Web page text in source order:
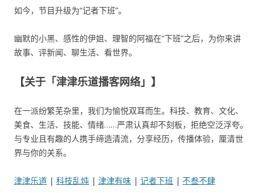
如今，节目升级为“记者下班”。
幽默的小黑、感性的伊姐、理智的阿福在“下班”之后，为你来讲
故事、评新闻、聊生活、看世界。
【关于「津津乐道播客网络」】
在一派纷繁芜杂里，我们为愉悦双耳而生。科技、教育、文化、
美食、生活、技能、情绪……严肃认真却不刻板，拒绝空泛浮夸。
与专业且有趣的人携手缔造清流，分享经历，传播体验，厘清世
界与你的关系。
津津乐道 | 科技乱炖 | 津津有味 | 记者下班 | 不叁不肆